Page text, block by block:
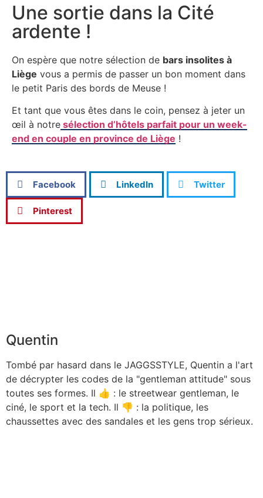
Une sortie dans la Cité
ardente !
On espère que notre sélection de bars insolites à
Liège vous a permis de passer un bon moment dans
le petit Paris des bords de Meuse !
Et tant que vous êtes dans le coin, pensez à jeter un
œil à notre sélection d’hôtels parfait pour un week-
end en couple en province de Liège !
Facebook LinkedIn Twitter
Pinterest
Quentin
Tombé par hasard dans le JAGGSSTYLE, Quentin a l'art
de décrypter les codes de la "gentleman attitude" sous
toutes ses formes. Il 👍 : le streetwear gentleman, le
ciné, le sport et la tech. Il 👎 : la politique, les
chaussettes avec des sandales et les gens trop sérieux.